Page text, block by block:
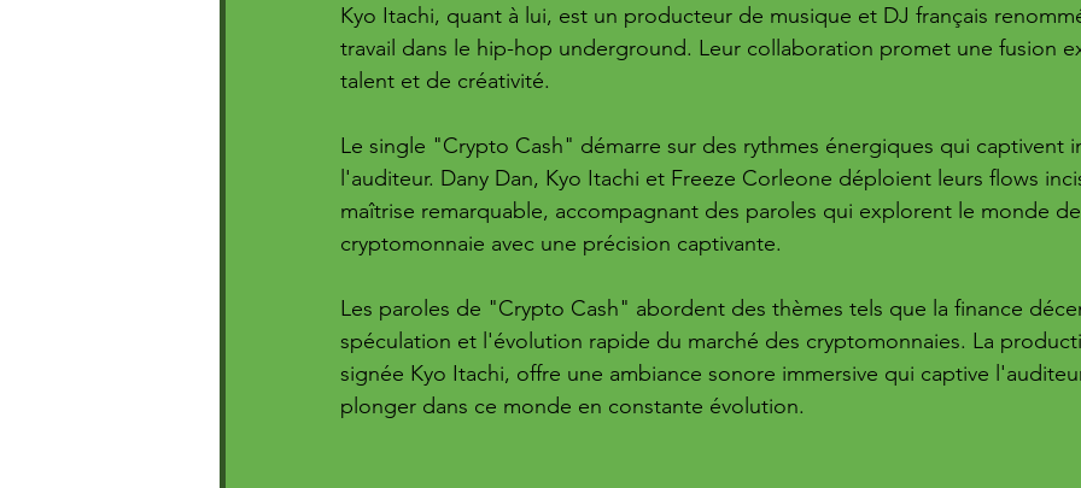
Kyo Itachi, quant à lui, est un producteur de musique et DJ français
travail dans le hip-hop underground. Leur collaboration promet une fusion
talent et de créativité.
Le single "Crypto Cash" démarre sur des rythmes énergiques qui captivent
l'auditeur. Dany Dan, Kyo Itachi et Freeze Corleone déploient leurs flows
maîtrise remarquable, accompagnant des paroles qui explorent le monde
cryptomonnaie avec une précision captivante.
Les paroles de "Crypto Cash" abordent des thèmes tels que la finance
spéculation et l'évolution rapide du marché des cryptomonnaies. La
signée Kyo Itachi, offre une ambiance sonore immersive qui captive
plonger dans ce monde en constante évolution.